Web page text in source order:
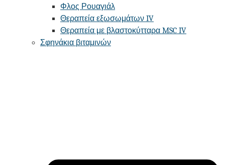
Φλος Ρουαγιάλ
Θεραπεία εξωσωμάτων IV
Θεραπεία με βλαστοκύτταρα MSC IV
Σφηνάκια βιταμινών